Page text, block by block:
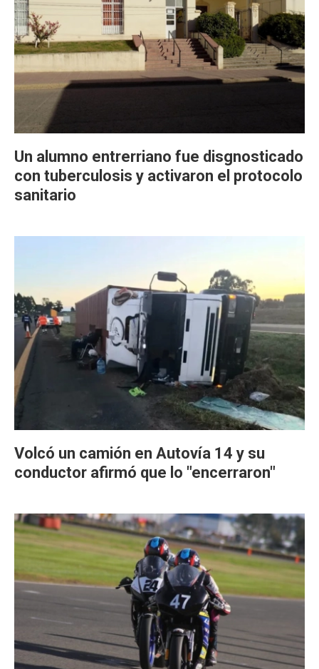
Un alumno entrerriano fue disgnosticado
con tuberculosis y activaron el protocolo
sanitario
Volcó un camión en Autovía 14 y su
conductor afirmó que lo "encerraron"